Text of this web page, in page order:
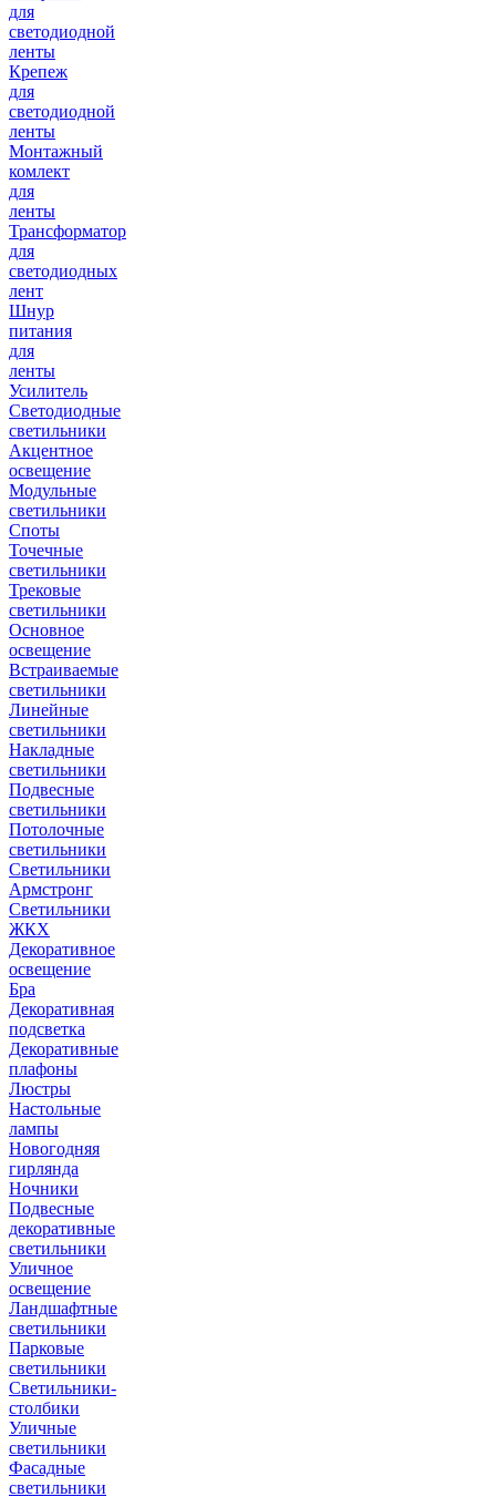
для
светодиодной
ленты
Крепеж
для
светодиодной
ленты
Монтажный
комлект
для
ленты
Трансформатор
для
светодиодных
лент
Шнур
питания
для
ленты
Усилитель
Светодиодные
светильники
Акцентное
освещение
Модульные
светильники
Споты
Точечные
светильники
Трековые
светильники
Основное
освещение
Встраиваемые
светильники
Линейные
светильники
Накладные
светильники
Подвесные
светильники
Потолочные
светильники
Светильники
Армстронг
Светильники
ЖКХ
Декоративное
освещение
Бра
Декоративная
подсветка
Декоративные
плафоны
Люстры
Настольные
лампы
Новогодняя
гирлянда
Ночники
Подвесные
декоративные
светильники
Уличное
освещение
Ландшафтные
светильники
Парковые
светильники
Светильники-
столбики
Уличные
светильники
Фасадные
светильники